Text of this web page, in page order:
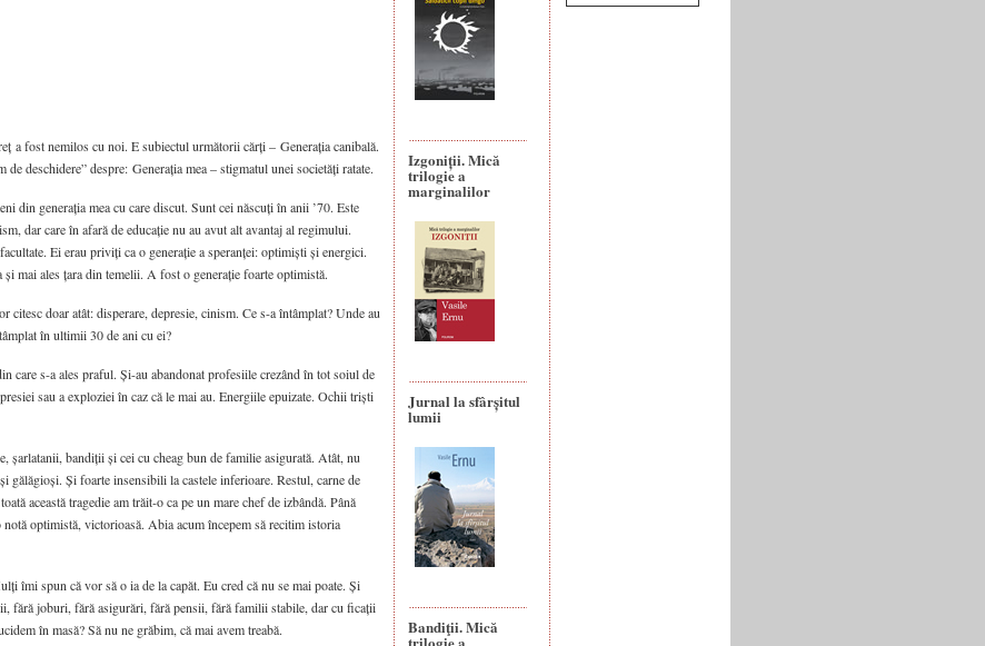
a fost nemilos cu noi. E subiectul următorii cărți – Generația canibală.
deschidere” despre: Generația mea – stigmatul unei societăți ratate.
din generația mea cu care discut. Sunt cei născuți în anii ’70. Este
dar care în afară de educație nu au avut alt avantaj al regimului.
Ei erau priviți ca o generație a speranței: optimiști și energici.
mai ales țara din temelii. A fost o generație foarte optimistă.
citesc doar atât: disperare, depresie, cinism. Ce s-a întâmplat? Unde au
în ultimii 30 de ani cu ei?
care s-a ales praful. Și-au abandonat profesiile crezând în tot soiul de
sau a exploziei în caz că le mai au. Energiile epuizate. Ochii triști
șarlatanii, bandiții și cei cu cheag bun de familie asigurată. Atât, nu
gălăgioși. Și foarte insensibili la castele inferioare. Restul, carne de
această tragedie am trăit-o ca pe un mare chef de izbândă. Până
optimistă, victorioasă. Abia acum începem să recitim istoria
îmi spun că vor să o ia de la capăt. Eu cred că nu se mai poate. Și
fără joburi, fără asigurări, fără pensii, fără familii stabile, dar cu ficații
în masă? Să nu ne grăbim, că mai avem treabă.
Izgoniții. Mică
trilogie a
marginalilor
Jurnal la sfârșitul
lumii
Bandiţii. Mică